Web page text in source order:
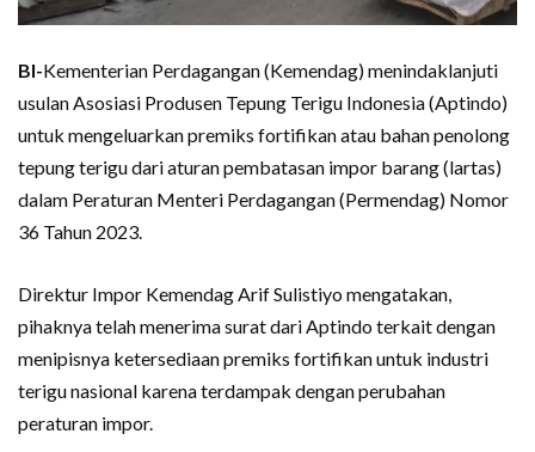
BI-Kementerian Perdagangan (Kemendag) menindaklanjuti
usulan Asosiasi Produsen Tepung Terigu Indonesia (Aptindo)
untuk mengeluarkan premiks fortifikan atau bahan penolong
tepung terigu dari aturan pembatasan impor barang (lartas)
dalam Peraturan Menteri Perdagangan (Permendag) Nomor
36 Tahun 2023.
Direktur Impor Kemendag Arif Sulistiyo mengatakan,
pihaknya telah menerima surat dari Aptindo terkait dengan
menipisnya ketersediaan premiks fortifikan untuk industri
terigu nasional karena terdampak dengan perubahan
peraturan impor.